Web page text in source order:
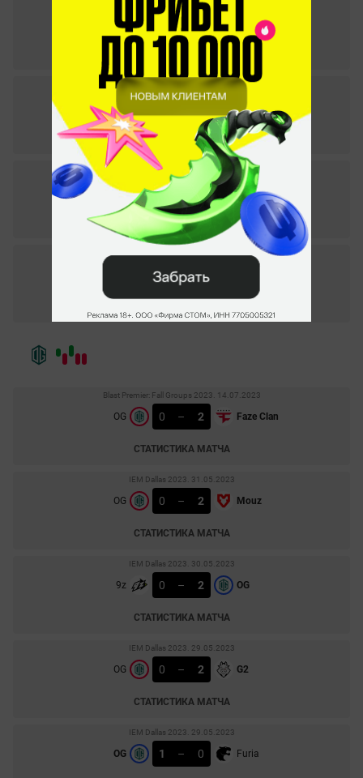
Vitality – 1
Blast Premier: Spring Final 2023. 08.06.2023
G2 Imperial
СТАТИСТИКА МАТЧА
Blast Premier: Spring Final 2023. 07.06.2023
Cloud9 0 2 G2
СТАТИСТИКА МАТЧА
2 – 1
Blast Premier: Fall Groups 2023. 14.07.2023
OG 0 – 2 Faze Clan
СТАТИСТИКА МАТЧА
IEM Dallas 2023. 31.05.2023
OG 0 – 2 Mouz
СТАТИСТИКА МАТЧА
IEM Dallas 2023. 30.05.2023
9z 0 – 2 OG
СТАТИСТИКА МАТЧА
IEM Dallas 2023. 29.05.2023
OG 0 – 2 G2
СТАТИСТИКА МАТЧА
IEM Dallas 2023. 29.05.2023
OG 1 – 0 Furia